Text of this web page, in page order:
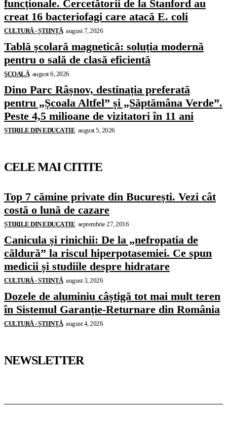
funcționale. Cercetătorii de la Stanford au
creat 16 bacteriofagi care atacă E. coli
CULTURĂ - ȘTIINȚĂ august 7, 2026
Tablă școlară magnetică: soluția modernă
pentru o sală de clasă eficientă
ŞCOALĂ august 6, 2026
Dino Parc Râșnov, destinația preferată
pentru „Școala Altfel” și „Săptămâna Verde”.
Peste 4,5 milioane de vizitatori în 11 ani
ȘTIRILE DIN EDUCAȚIE august 5, 2026
CELE MAI CITITE
Top 7 cămine private din București. Vezi cât
costă o lună de cazare
ȘTIRILE DIN EDUCAȚIE septembrie 27, 2016
Canicula și rinichii: De la „nefropatia de
căldură” la riscul hiperpotasemiei. Ce spun
medicii și studiile despre hidratare
CULTURĂ - ȘTIINȚĂ august 3, 2026
Dozele de aluminiu câștigă tot mai mult teren
în Sistemul Garanție-Returnare din România
CULTURĂ - ȘTIINȚĂ august 4, 2026
NEWSLETTER